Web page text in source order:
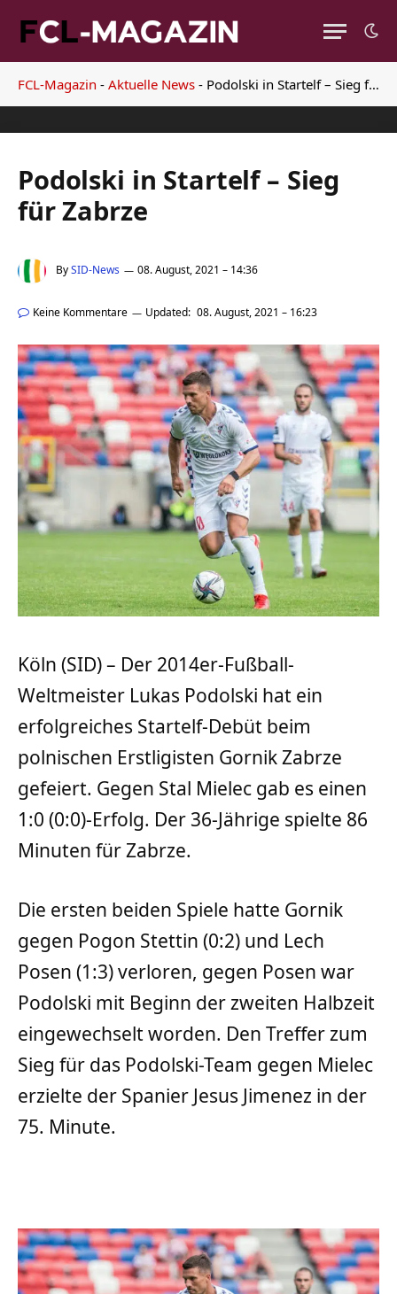
FCL-Magazin - Aktuelle News - Podolski in Startelf – Sieg für Zabrze
Podolski in Startelf – Sieg
für Zabrze
BySID-News 08. August, 2021 – 14:36
Keine Kommentare Updated: 08. August, 2021 – 16:23
Köln (SID) – Der 2014er-Fußball-
Weltmeister Lukas Podolski hat ein
erfolgreiches Startelf-Debüt beim
polnischen Erstligisten Gornik Zabrze
gefeiert. Gegen Stal Mielec gab es einen
1:0 (0:0)-Erfolg. Der 36-Jährige spielte 86
Minuten für Zabrze.
Die ersten beiden Spiele hatte Gornik
gegen Pogon Stettin (0:2) und Lech
Posen (1:3) verloren, gegen Posen war
Podolski mit Beginn der zweiten Halbzeit
eingewechselt worden. Den Treffer zum
Sieg für das Podolski-Team gegen Mielec
erzielte der Spanier Jesus Jimenez in der
75. Minute.